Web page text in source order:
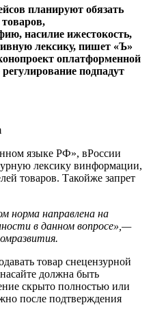
планируют обязать
товаров,
насилие ижестокость,
лексику, пишет «Ъ»
оплатформенной
подпадут
языке РФ», вРоссии
лексику винформации,
товаров. Такойже запрет
норма направлена на
в данном вопросе»,—
товар снецензурной
должна быть
скрыто полностью или
после подтверждения